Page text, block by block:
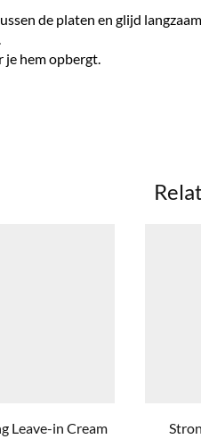
de platen en glijd
hem opbergt.
Leave-in Cream